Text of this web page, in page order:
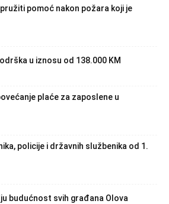
pomoć nakon požara koji je
u iznosu od 138.000 KM
plaće za zaposlene u
policije i državnih službenika od 1.
budućnost svih građana Olova